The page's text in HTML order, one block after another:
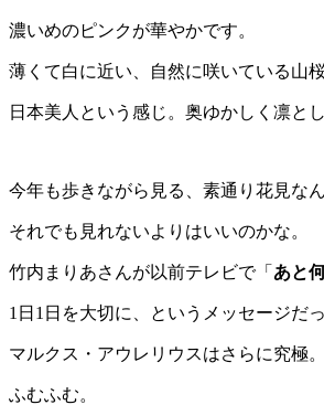
濃いめのピンクが華やかです。
薄くて白に近い、自然に咲いている山
日本美人という感じ。奥ゆかしく凛と
今年も歩きながら見る、素通り花見な
それでも見れないよりはいいのかな。
竹内まりあさんが以前テレビで「 あと
1日1日を大切に、というメッセージだ
マルクス・アウレリウスはさらに究極。
ふむふむ。